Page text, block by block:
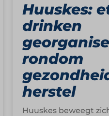
Huuskes:
drinken
rondom
herstel
Huuskes beweegt